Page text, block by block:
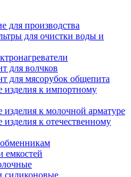
для производства
для очистки воды и
для волчков
для мясорубок общепита
изделия к импортному
изделия к молочной арматуре
изделия к отечественному
емкостей